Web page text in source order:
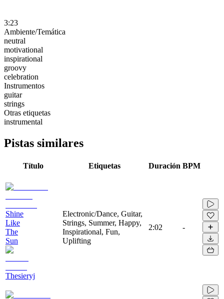
3:23
Ambiente/Temática
neutral
motivational
inspirational
groovy
celebration
Instrumentos
guitar
strings
Otras etiquetas
instrumental
Pistas similares
Título Etiquetas Duración BPM
Shine
Like
The
Sun
Thesieryj
Electronic/Dance, Guitar,
Strings, Summer, Happy,
Inspirational, Fun,
Uplifting
2:02 -